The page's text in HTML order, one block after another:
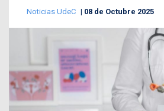
Noticias UdeC 08 de Octubre 2025